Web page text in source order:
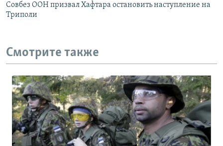
Совбез ООН призвал Хафтара остановить наступление на
Триполи
Смотрите также